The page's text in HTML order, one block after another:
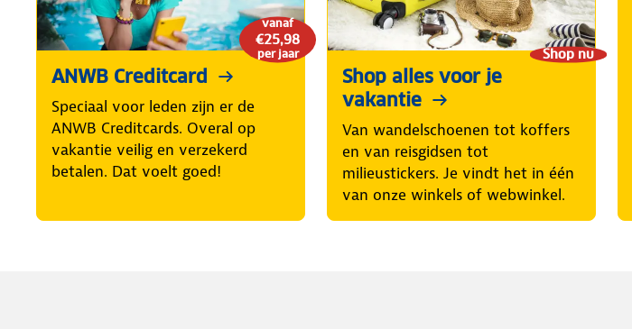
vanaf
€25,98
per jaar
ANWB Creditcard
Speciaal voor leden zijn er de
ANWB Creditcards. Overal op
vakantie veilig en verzekerd
betalen. Dat voelt goed!
Shop nu
Shop alles voor je
vakantie
Van wandelschoenen tot koffers
en van reisgidsen tot
milieustickers. Je vindt het in één
van onze winkels of webwinkel.